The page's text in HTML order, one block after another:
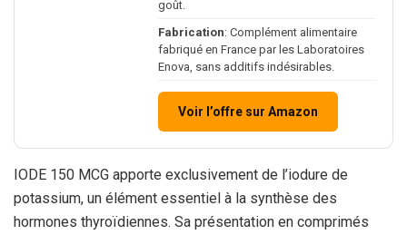
goût.
Fabrication: Complément alimentaire
fabriqué en France par les Laboratoires
Enova, sans additifs indésirables.
Voir l’offre sur Amazon
IODE 150 MCG apporte exclusivement de l’iodure de
potassium, un élément essentiel à la synthèse des
hormones thyroïdiennes. Sa présentation en comprimés